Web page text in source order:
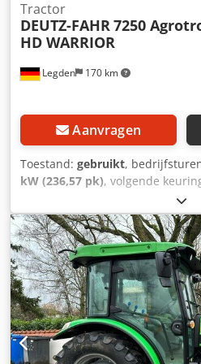
Legden 170 km
Tractor
DEUTZ-FAHR7250
HD WARRIOR
Aanvragen
Toestand: gebruikt,
kW (236,57 pk), volgende
airconditioning,
vierwielaandrijving, * GPS-
24.03.2024 * Geveerde vooras *
Bluetooth-radio * Handsfree-
Standkachel * Max-Comfort
verlichting * Front- en achterhef
--* Bandmaat 1e as: 600/70R30
710/70R42 Dedpfevhv Rpjx
9379----Wijzigingen en
----Wij staan u graag met raad